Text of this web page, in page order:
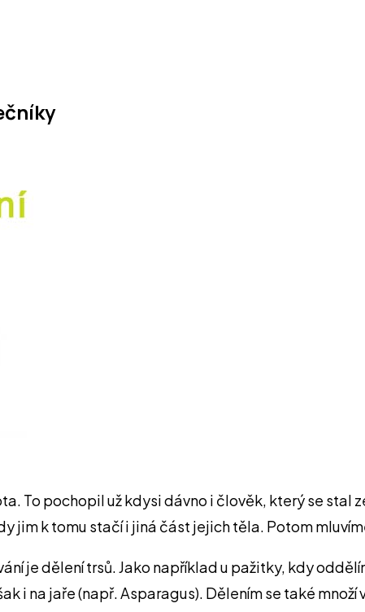
To pochopil už kdysi dávno i člověk, který se stal
jim k tomu stačí i jiná část jejich těla. Potom
je dělení trsů. Jako například u pažitky, kdy
i na jaře (např. Asparagus). Dělením se také